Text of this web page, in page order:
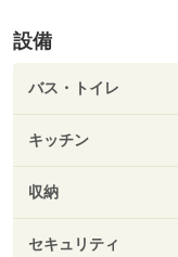
設備
バス・トイレ
キッチン
収納
セキュリティ